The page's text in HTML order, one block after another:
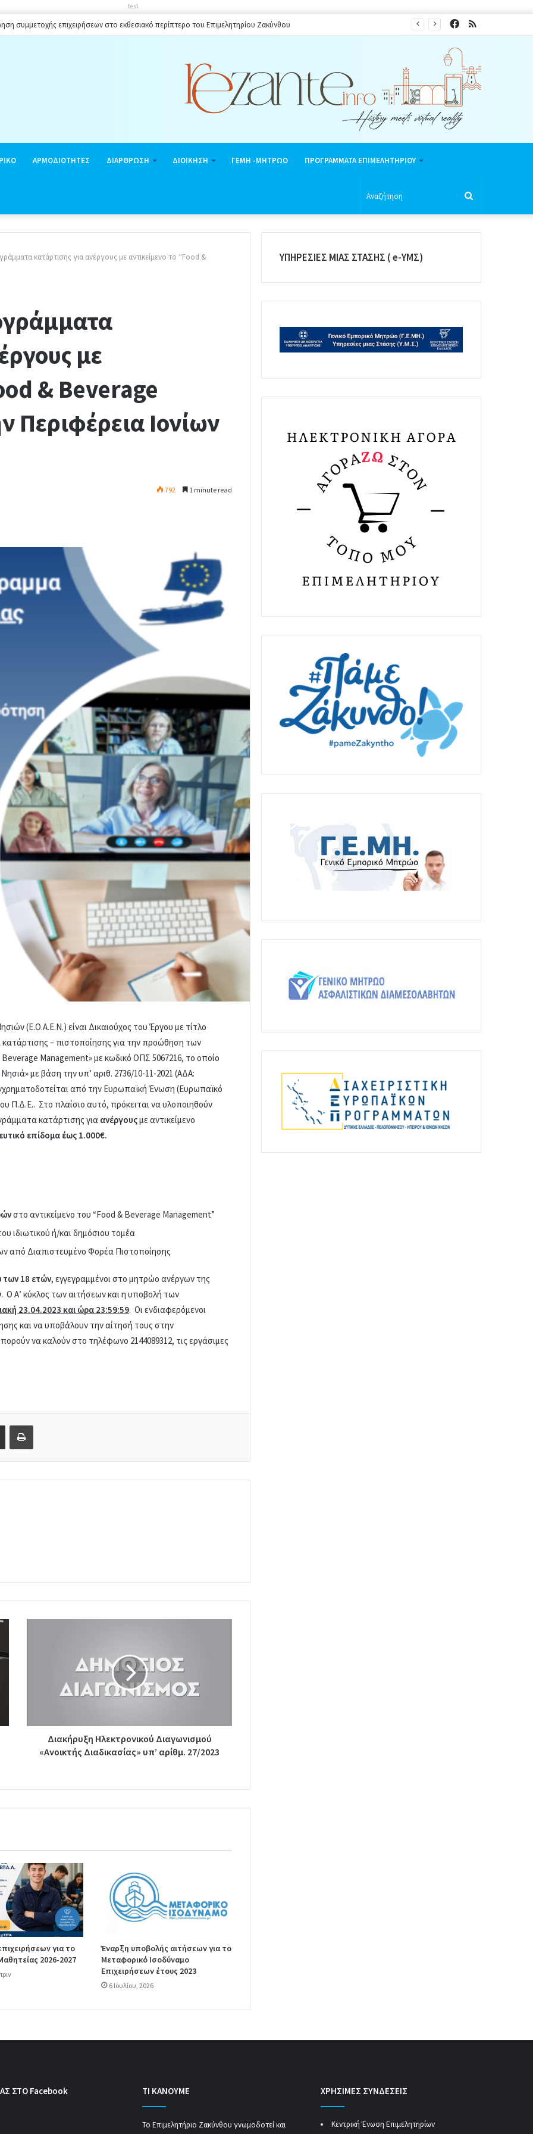
test
συμμετοχής επιχειρήσεων στο εκθεσιακό περίπτερο του Επιμελητηρίου Ζακύνθου RSS
Facebook
ΑΡΜΟΔΙΟΤΗΤΕΣ ΔΙΑΡΘΡΩΣΗ ΔΙΟΙΚΗΣΗ ΓΕΜΗ -ΜΗΤΡΩΟ ΠΡΟΓΡΑΜΜΑΤΑ ΕΠΙΜΕΛΗΤΗΡΙΟΥ
κατάρτισης για ανέργους με αντικείμενο το “Food &
με
& Beverage
Περιφέρεια Ιονίων
792 1 minute read
(Ε.Ο.Α.Ε.Ν.) είναι Δικαιούχος του Έργου με τίτλο
κατάρτισης – πιστοποίησης για την προώθηση των
Management» με κωδικό ΟΠΣ 5067216, το οποίο
με βάση την υπ’ αριθ. 2736/10-11-2021 (ΑΔΑ:
από την Ευρωπαϊκή Ένωση (Ευρωπαϊκό
Π.Δ.Ε.. Στο πλαίσιο αυτό, πρόκειται να υλοποιηθούν
κατάρτισης για ανέργουςμε αντικείμενο
επίδομα έως 1.000€.
στο αντικείμενο του “Food & Beverage Management”
ιδιωτικού ή/και δημόσιου τομέα
από Διαπιστευμένο Φορέα Πιστοποίησης
των 18 ετών, εγγεγραμμένοι στο μητρώο ανέργων της
. Ο Α’ κύκλος των αιτήσεων και η υποβολή των
23.04.2023 και ώρα 23:59:59. Οι ενδιαφερόμενοι
και να υποβάλουν την αίτησή τους στην
να καλούν στο τηλέφωνο 2144089312, τις εργάσιμες
Διακήρυξη Ηλεκτρονικού Διαγωνισμού
«Ανοικτής Διαδικασίας» υπ’ αρίθμ. 27/2023
για το
2026-2027
Έναρξη υποβολής αιτήσεων για το
Μεταφορικό Ισοδύναμο
Επιχειρήσεων έτους 2023
6 Ιουλίου, 2026
ΥΠΗΡΕΣΙΕΣ ΜΙΑΣ ΣΤΑΣΗΣ ( e-ΥΜΣ)
ΣΤΟ Facebook ΤΙ ΚΑΝΟΥΜΕ
Το Επιμελητήριο Ζακύνθου γνωμοδοτεί και
ΧΡΗΣΙΜΕΣ ΣΥΝΔΕΣΕΙΣ
Κεντρική Ένωση Επιμελητηρίων